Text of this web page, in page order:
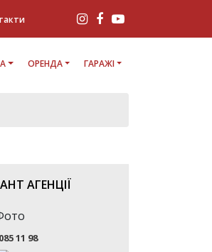
ОРЕНДА ГАРАЖІ
АГЕНЦІЇ
11 98